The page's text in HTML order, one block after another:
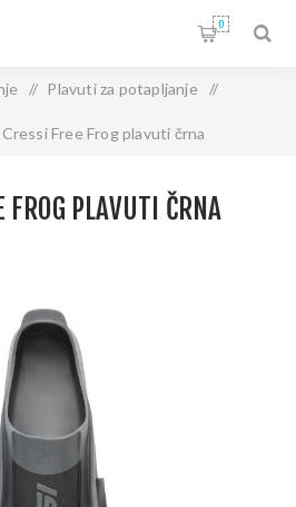
0
/ Plavuti za potapljanje /
Cressi Free Frog plavuti črna
FROG PLAVUTI ČRNA